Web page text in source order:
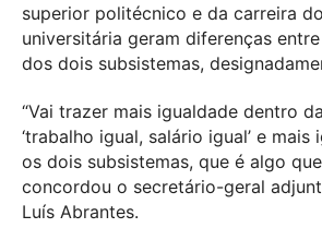
superior politécnico e da carreira
universitária geram diferenças
dos dois subsistemas,
“Vai trazer mais igualdade dentro
‘trabalho igual, salário igual’ e mais
os dois subsistemas, que é algo
concordou o secretário-geral
Luís Abrantes.